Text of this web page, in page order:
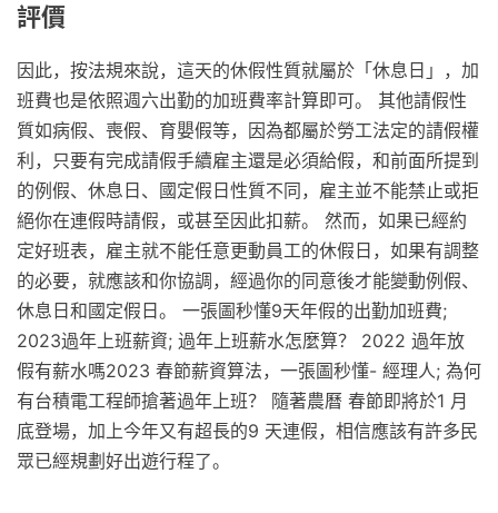
評價
因此，按法規來說，這天的休假性質就屬於「休息日」，加
班費也是依照週六出勤的加班費率計算即可。 其他請假性
質如病假、喪假、育嬰假等，因為都屬於勞工法定的請假權
利，只要有完成請假手續雇主還是必須給假，和前面所提到
的例假、休息日、國定假日性質不同，雇主並不能禁止或拒
絕你在連假時請假，或甚至因此扣薪。 然而，如果已經約
定好班表，雇主就不能任意更動員工的休假日，如果有調整
的必要，就應該和你協調，經過你的同意後才能變動例假、
休息日和國定假日。 一張圖秒懂9天年假的出勤加班費;
2023過年上班薪資; 過年上班薪水怎麼算？ 2022 過年放
假有薪水嗎2023 春節薪資算法，一張圖秒懂- 經理人; 為何
有台積電工程師搶著過年上班？ 隨著農曆 春節即將於1 月
底登場，加上今年又有超長的9 天連假，相信應該有許多民
眾已經規劃好出遊行程了。